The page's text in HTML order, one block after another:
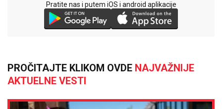
Pratite nas i putem iOS i android aplikacije
PROČITAJTE KLIKOM OVDE NAJVAŽNIJE
AKTUELNE VESTI